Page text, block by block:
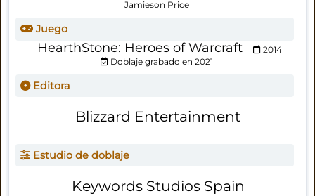
Jamieson Price
Juego
HearthStone: Heroes of Warcraft
2014
Doblaje grabado en 2021
Editora
Blizzard Entertainment
Estudio de doblaje
Keywords Studios Spain